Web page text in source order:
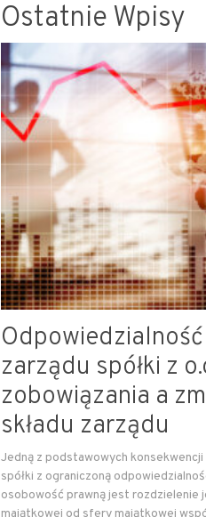
Ostatnie Wpisy
Odpowiedzialność
zarządu spółki z
zobowiązania a
składu zarządu
Jedną z podstawowych konsekwencji
spółki z ograniczoną
osobowość prawną jest rozdzielenie
majątkowej od sfery majątkowej